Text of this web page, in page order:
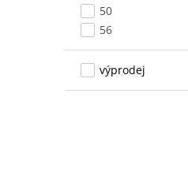
50
56
výprodej